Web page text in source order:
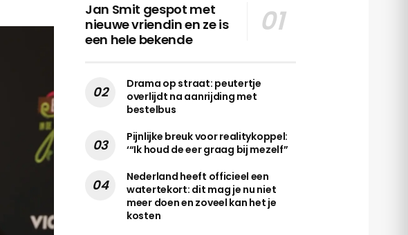
Jan Smit gespot met
nieuwe vriendin en ze is
een hele bekende
Drama op straat: peutertje
overlijdt na aanrijding met
bestelbus
Pijnlijke breuk voor realitykoppel:
‘“Ik houd de eer graag bij mezelf”
Nederland heeft officieel een
watertekort: dit mag je nu niet
meer doen en zoveel kan het je
kosten